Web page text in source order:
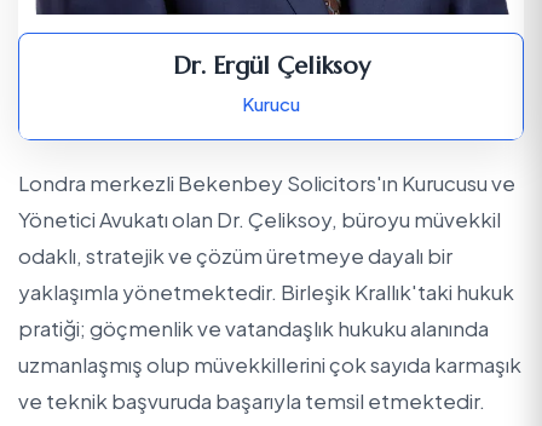
Dr. Ergül Çeliksoy
Kurucu
Londra merkezli Bekenbey Solicitors'ın Kurucusu ve
Yönetici Avukatı olan Dr. Çeliksoy, büroyu müvekkil
odaklı, stratejik ve çözüm üretmeye dayalı bir
yaklaşımla yönetmektedir. Birleşik Krallık'taki hukuk
pratiği; göçmenlik ve vatandaşlık hukuku alanında
uzmanlaşmış olup müvekkillerini çok sayıda karmaşık
ve teknik başvuruda başarıyla temsil etmektedir.